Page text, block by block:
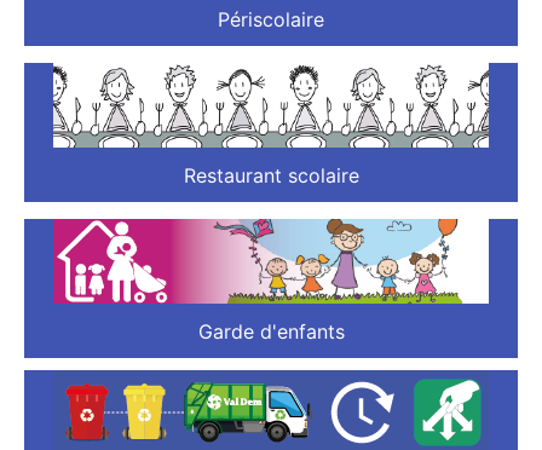
Périscolaire
Restaurant scolaire
Garde d'enfants